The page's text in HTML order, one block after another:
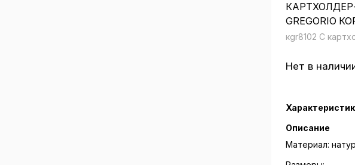
GREGORIO
кgr8102 C
Нет в
Описание
Материал: